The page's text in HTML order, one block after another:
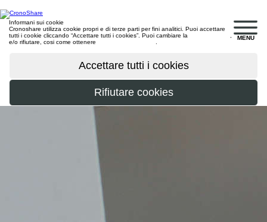
MENU
Informani sui cookie
Cronoshare utilizza cookie propri e di terze parti per fini analitici. Puoi accettare
tutti i cookie cliccando “Accettare tutti i cookies”. Puoi cambiare la
e/o rifiutare, cosi come ottenere